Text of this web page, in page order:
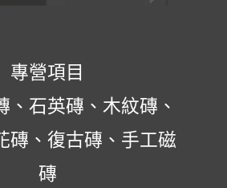
專營項目
、石英磚、木紋磚、
磚、復古磚、手工磁
磚